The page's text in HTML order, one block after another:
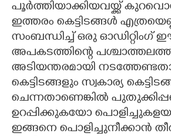
പൂർത്തിയാക്കിയവയ്ക്ക്
ഇത്തരം കെട്ടിടങ്ങൾ
സംബന്ധിച്ച് ഒരു ഓഡിറ്റിംഗ്
അപകടത്തിന്റെ
അടിയന്തരമായി
കെട്ടിടങ്ങളും സ്വകാര്യ
ചെന്നതാണെങ്കിൽ
ഉറപ്പിക്കുകയോ
ഇങ്ങനെ പൊളിച്ചുനീക്കാൻ